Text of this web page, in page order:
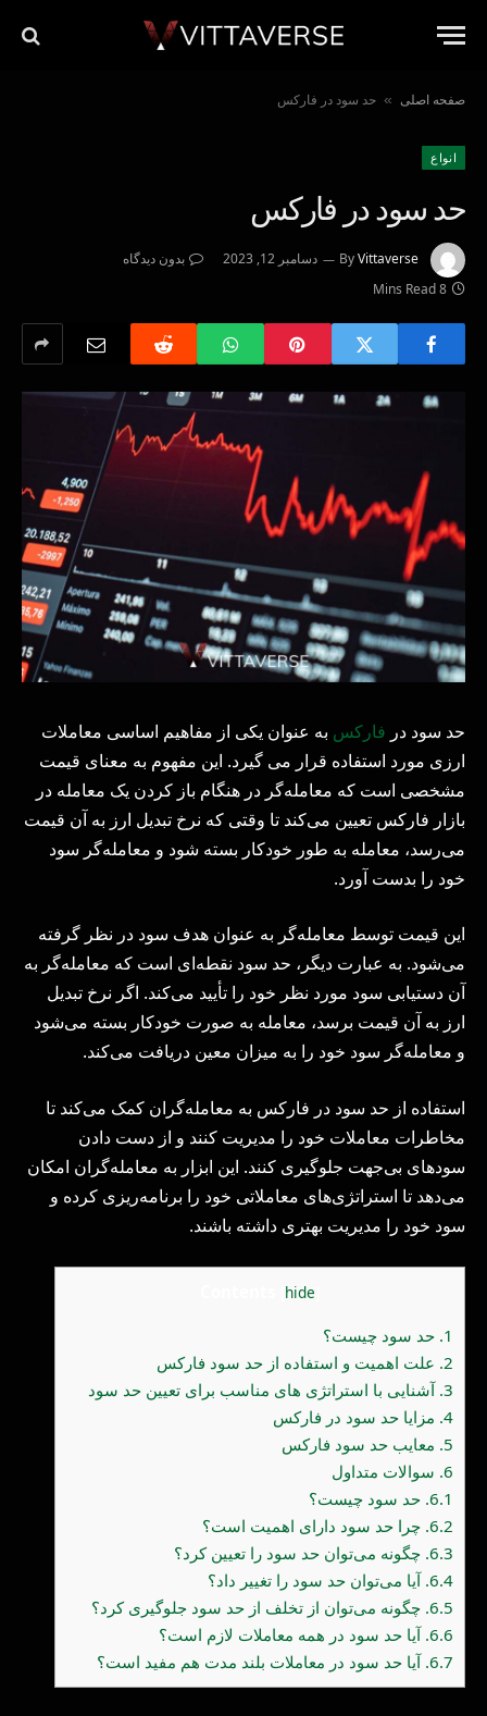
صفحه اصلی » حد سود در فارکس
انواع
حد سود در فارکس
ByVittaverse دسامبر 12, 2023
بدون دیدگاه
8 Mins Read
حد سود در فارکس به عنوان یکی از مفاهیم اساسی معاملات
ارزی مورد استفاده قرار می گیرد. این مفهوم به معنای قیمت
مشخصی است که معامله‌گر در هنگام باز کردن یک معامله در
بازار فارکس تعیین می‌کند تا وقتی که نرخ تبدیل ارز به آن قیمت
می‌رسد، معامله به طور خودکار بسته شود و معامله‌گر سود
خود را بدست آورد.
این قیمت توسط معامله‌گر به عنوان هدف سود در نظر گرفته
می‌شود. به عبارت دیگر، حد سود نقطه‌ای است که معامله‌گر به
آن دستیابی سود مورد نظر خود را تأیید می‌کند. اگر نرخ تبدیل
ارز به آن قیمت برسد، معامله به صورت خودکار بسته می‌شود
و معامله‌گر سود خود را به میزان معین دریافت می‌کند.
استفاده از حد سود در فارکس به معامله‌گران کمک می‌کند تا
مخاطرات معاملات خود را مدیریت کنند و از دست دادن
سودهای بی‌جهت جلوگیری کنند. این ابزار به معامله‌گران امکان
می‌دهد تا استراتژی‌های معاملاتی خود را برنامه‌ریزی کرده و
سود خود را مدیریت بهتری داشته باشند.
hide
1. حد سود چیست؟
2. علت اهمیت و استفاده از حد سود فارکس
3. آشنایی با استراتژی های مناسب برای تعیین حد سود
4. مزایا حد سود در فارکس
5. معایب حد سود فارکس
6. سوالات متداول
6.1. حد سود چیست؟
6.2. چرا حد سود دارای اهمیت است؟
6.3. چگونه می‌توان حد سود را تعیین کرد؟
6.4. آیا می‌توان حد سود را تغییر داد؟
6.5. چگونه می‌توان از تخلف از حد سود جلوگیری کرد؟
6.6. آیا حد سود در همه معاملات لازم است؟
6.7. آیا حد سود در معاملات بلند مدت هم مفید است؟